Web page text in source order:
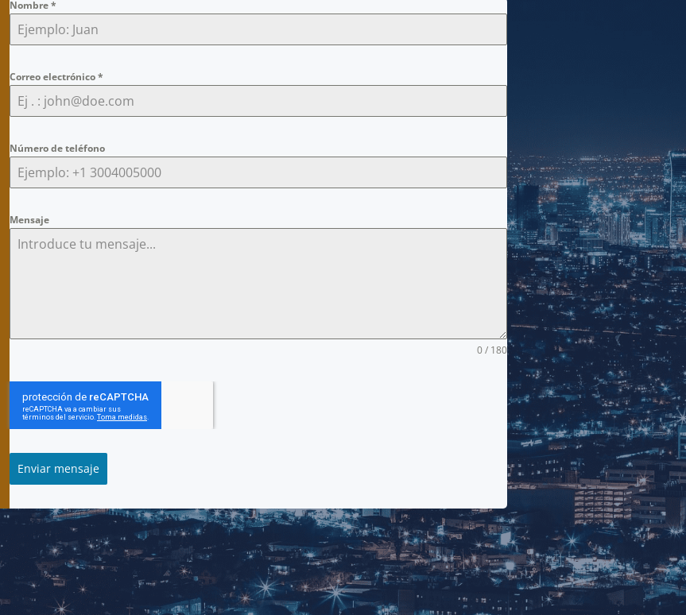
Nombre*
Correo electrónico*
Número de teléfono
Mensaje
0 / 180
Enviar mensaje